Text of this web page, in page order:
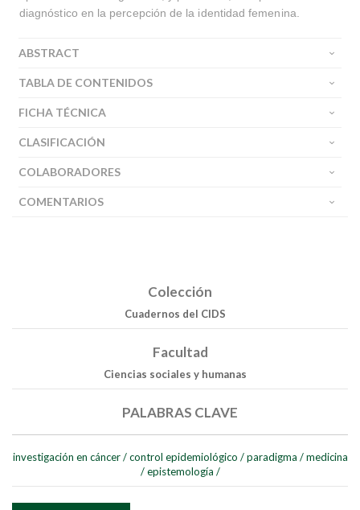
diagnóstico en la percepción de la identidad femenina.
ABSTRACT
TABLA DE CONTENIDOS
FICHA TÉCNICA
CLASIFICACIÓN
COLABORADORES
COMENTARIOS
Colección
Cuadernos del CIDS
Facultad
Ciencias sociales y humanas
PALABRAS CLAVE
investigación en cáncer / control epidemiológico / paradigma / medicina
/ epistemología /